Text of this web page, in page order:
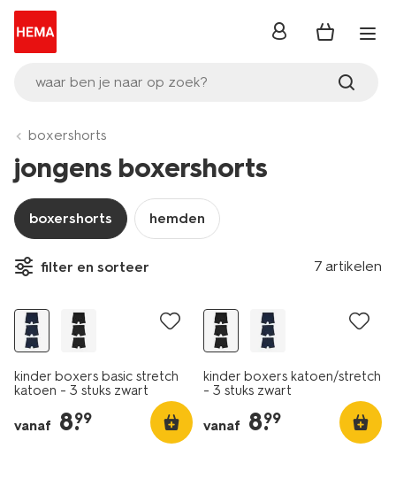
waar ben je naar op zoek?
inloggen
boxershorts
jongens boxershorts
boxershorts hemden
filter en sorteer 7 artikelen
3 stuks
kinder boxers basic stretch
katoen - 3 stuks zwart
vanaf 8.
99
kinder boxers katoen/stretch
- 3 stuks zwart
vanaf 8.
99